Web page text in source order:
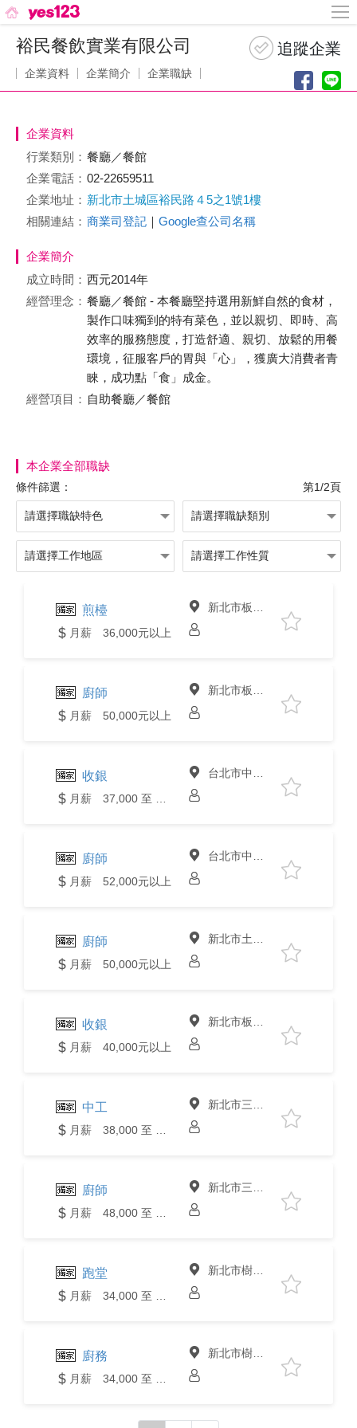
裕民餐飲實業有限公司
企業資料 企業簡介 企業職缺
企業資料
行業類別： 餐廳／餐館
企業電話： 02-22659511
企業地址： 新北市土城區裕民路４5之1號1樓
相關連結： 商業司登記 ｜ Google查公司名稱
企業簡介
成立時間： 西元2014年
經營理念： 餐廳／餐館 - 本餐廳堅持選用新鮮自然的食材，
製作口味獨到的特有菜色，並以親切、即時、高
效率的服務態度，打造舒適、親切、放鬆的用餐
環境，征服客戶的胃與「心」，獲廣大消費者青
睞，成功點「食」成金。
經營項目： 自助餐廳／餐館
本企業全部職缺
條件篩選： 第1/2頁
煎檯
月薪 36,000元以上
新北市板橋區
廚師
月薪 50,000元以上
新北市板橋區
收銀 台北市中山區
廚師
月薪 52,000元以上
台北市中山區
廚師
月薪 50,000元以上
新北市土城區
收銀
月薪 40,000元以上
新北市板橋區
中工 新北市三峽區
廚師 新北市三峽區
跑堂 新北市樹林區
廚務 新北市樹林區